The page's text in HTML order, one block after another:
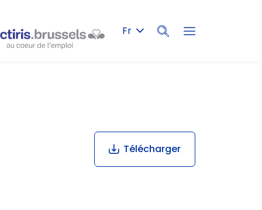
Fr Rechercher
Télécharger